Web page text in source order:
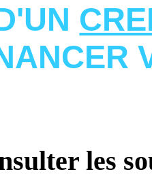
les